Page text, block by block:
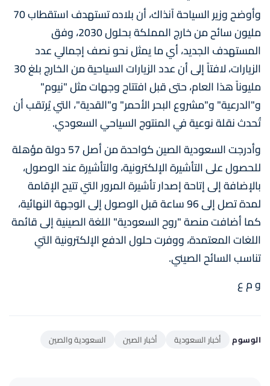
وأوضح وزير السياحة آنذاك، أن بلاده تستهدف استقطاب 70
مليون سائح من خارج المملكة بحلول 2030، وفق
المستهدف الجديد، أي ما يمثل نحو نصف إجمالي عدد
الزيارات، لافتاً إلى أن عدد الزيارات السياحية من الخارج بلغ 30
مليوناً هذا العام، حتى قبل افتتاح وجهات مثل "نيوم"
و"الدرعية" و"مشروع البحر الأحمر" و"القدية"، التي يُرتقب أن
تُحدث نقلة نوعية في المنتوج السياحي السعودي.
وأدرجت السعودية اﻟﺼﯿﻦ ﻛﻮاﺣﺪة ﻣﻦ أصل 57 دوﻟﺔ ﻣﺆھﻠﺔ
ﻟﻠﺤﺼﻮل ﻋﻠﻰ اﻟﺘﺄﺷﯿﺮة الإلكترونية، واﻟﺘﺄﺷﯿرة ﻋﻨﺪ اﻟﻮﺻﻮل،
ﺑﺎﻹﺿﺎﻓﺔ إﻟﻰ إﺗﺎﺣﺔ إﺻﺪار ﺗﺄﺷﯿﺮة اﻟﻤﺮور اﻟﺘﻲ ﺗﺘﯿﺢ اﻹﻗﺎﻣﺔ
ﻟﻤﺪة ﺗﺼﻞ إﻟﻰ 96 ﺳﺎﻋﺔ ﻗﺒﻞ اﻟﻮﺻﻮل إﻟﻰ الوجهة النهائية،
ﻛﻤﺎ أﺿﺎﻓﺖ ﻣﻨﺼﺔ "روح اﻟﺴﻌﻮدﯾﺔ" اﻟﻠﻐﺔ اﻟﺼﯿﻨﯿﺔ إﻟﻰ ﻗﺎﺋﻤﺔ
اﻟﻠﻐﺎت اﻟﻤﻌﺘﻤﺪة، ووﻓﺮت ﺣﻠﻮل اﻟﺪﻓﻊ الإلكترونية اﻟﺘﻲ
ﺗﻨﺎﺳﺐ اﻟﺴﺎﺋﺢ اﻟﺼﯿﻨﻲ.
و م ع
الوسوم أخبار السعودية أخبار الصين السعودية والصين